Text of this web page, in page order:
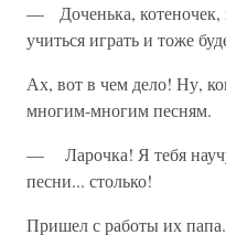
— Доченька, котеночек,
учиться играть и тоже
Ах, вот в чем дело! Ну,
многим-многим песням.
— Ларочка! Я тебя
песни... столько!
Пришел с работы их